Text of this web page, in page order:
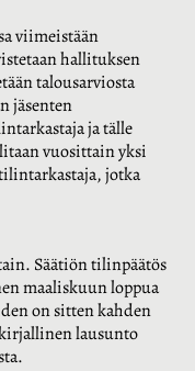
viimeistään
hallituksen
talousarviosta
jäsenten
ja tälle
vuosittain yksi
jotka
Säätiön tilinpäätös
maaliskuun loppua
on sitten kahden
lausunto